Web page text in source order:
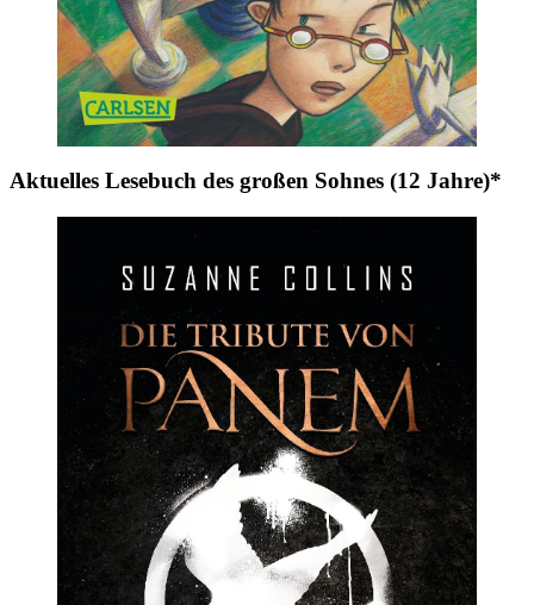
Aktuelles Lesebuch des großen Sohnes (12 Jahre)*